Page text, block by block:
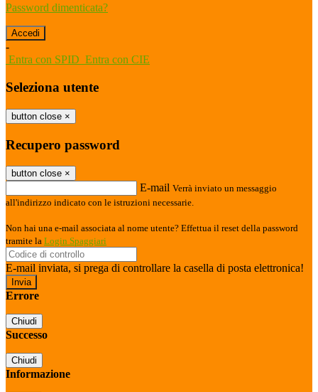
Password dimenticata?
-
Entra con SPID Entra con CIE
Seleziona utente
button close ×
Recupero password
button close ×
E-mail Verrà inviato un messaggio
all'indirizzo indicato con le istruzioni necessarie.
Non hai una e-mail associata al nome utente? Effettua il reset della password
tramite la Login Spaggiari
E-mail inviata, si prega di controllare la casella di posta elettronica!
Errore
Chiudi
Successo
Chiudi
Informazione